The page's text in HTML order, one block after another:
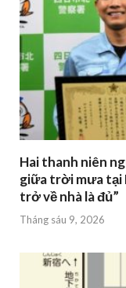
Hai thanh niên
giữa trời mưa tại
trở về nhà là đủ”
Tháng sáu 9, 2026